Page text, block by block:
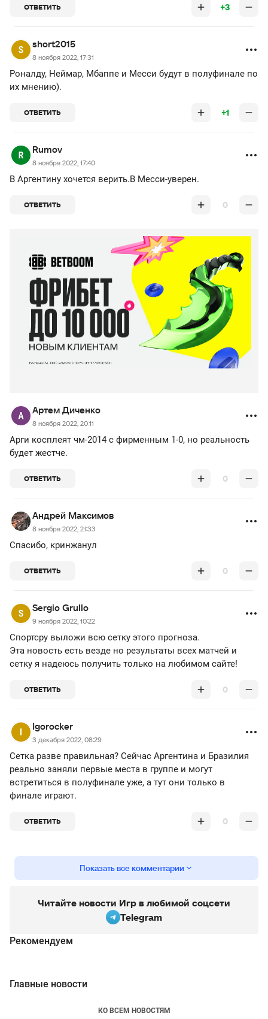
ОТВЕТИТЬ +3
short2015
8 ноября 2022, 17:31
Роналду, Неймар, Мбаппе и Месси будут в полуфинале по
их мнению).
ОТВЕТИТЬ +1
Rumov
8 ноября 2022, 17:40
В Аргентину хочется верить.В Месси-уверен.
ОТВЕТИТЬ 0
Артем Диченко
8 ноября 2022, 20:11
Арги косплеят чм-2014 с фирменным 1-0, но реальность
будет жестче.
ОТВЕТИТЬ 0
Андрей Максимов
8 ноября 2022, 21:33
Спасибо, кринжанул
ОТВЕТИТЬ 0
Sergio Grullo
9 ноября 2022, 10:22
Спортсру выложи всю сетку этого прогноза.
Эта новость есть везде но результаты всех матчей и
сетку я надеюсь получить только на любимом сайте!
ОТВЕТИТЬ 0
Igorocker
3 декабря 2022, 08:29
Сетка разве правильная? Сейчас Аргентина и Бразилия
реально заняли первые места в группе и могут
встретиться в полуфинале уже, а тут они только в
финале играют.
ОТВЕТИТЬ 0
Показать все комментарии
Читайте новости Игр в любимой соцсети
Telegram
Рекомендуем
Главные новости
КО ВСЕМ НОВОСТЯМ